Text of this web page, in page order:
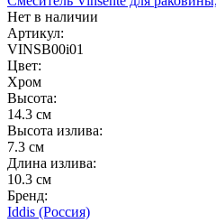
Нет в наличии
Артикул:
VINSB00i01
Цвет:
Хром
Высота:
14.3 см
Высота излива:
7.3 см
Длина излива:
10.3 см
Бренд:
Iddis (Россия)